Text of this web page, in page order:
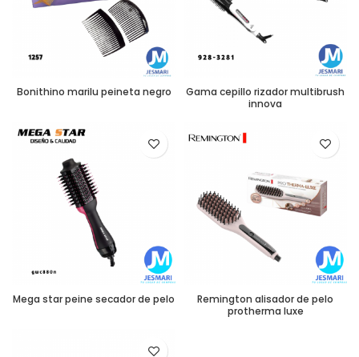
Bonithino marilu peineta negro
Gama cepillo rizador multibrush
innova
Mega star peine secador de pelo
Remington alisador de pelo
protherma luxe